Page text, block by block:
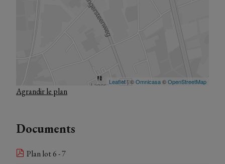
Agrandir le plan
Documents
Plan lot 6 - 7